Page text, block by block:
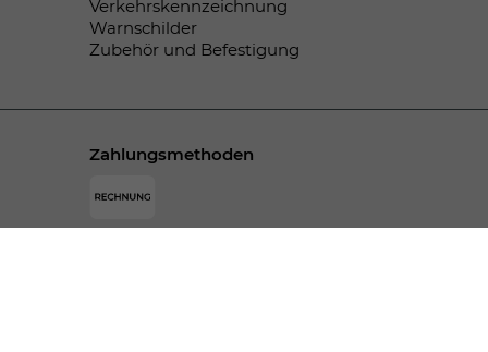
Verkehrskennzeichnung
Warnschilder
Zubehör und Befestigung
Zahlungsmethoden